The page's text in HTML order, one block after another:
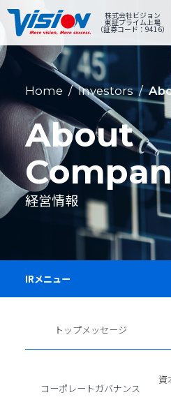
株式会社ビジョン
東証プライム上場
（証券コード：9416）
Home /Investors/
About
経営情報
IRメニュー
トップメッセージ
コーポレートガバナンス
資